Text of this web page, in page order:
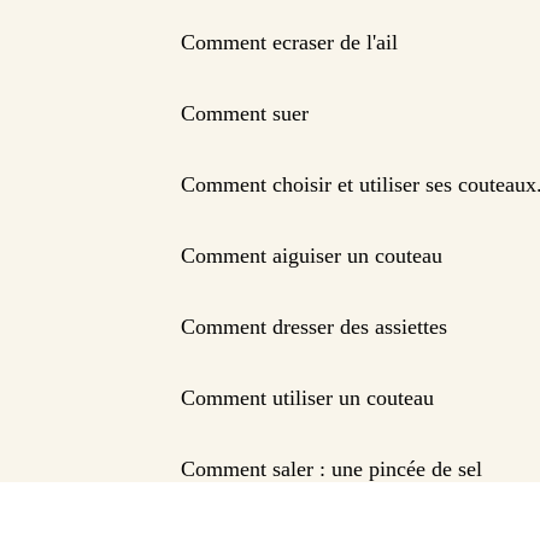
Comment ecraser de l'ail
Comment suer
Comment choisir et utiliser ses
Comment aiguiser un couteau
Comment dresser des assiettes
Comment utiliser un couteau
Comment saler : une pincée de sel